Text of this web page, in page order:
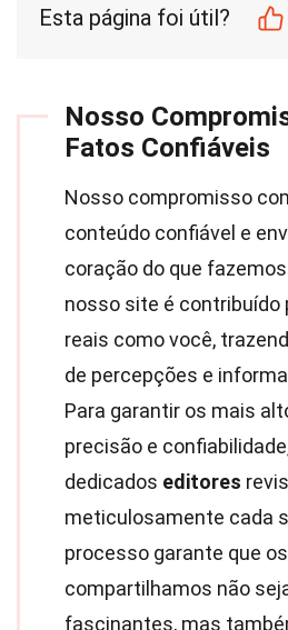
Esta página foi útil?
Nosso
Fatos Confiáveis
Nosso compromisso
conteúdo confiável e
coração do que
nosso site é contribuído
reais como você,
de percepções e
Para garantir os mais
precisão e
dedicados editores
meticulosamente cada
processo garante que
compartilhamos não
fascinantes, mas